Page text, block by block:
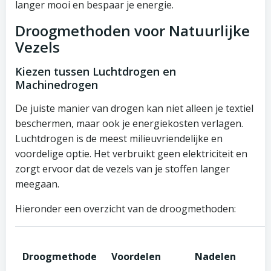
langer mooi en bespaar je energie.
Droogmethoden voor Natuurlijke
Vezels
Kiezen tussen Luchtdrogen en
Machinedrogen
De juiste manier van drogen kan niet alleen je textiel
beschermen, maar ook je energiekosten verlagen.
Luchtdrogen is de meest milieuvriendelijke en
voordelige optie. Het verbruikt geen elektriciteit en
zorgt ervoor dat de vezels van je stoffen langer
meegaan.
Hieronder een overzicht van de droogmethoden:
Droogmethode Voordelen Nadelen